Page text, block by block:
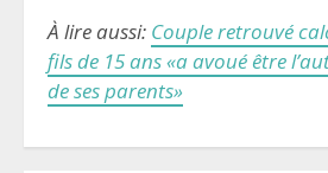
À lire aussi: Couple retrouvé
fils de 15 ans «a avoué être
de ses parents»